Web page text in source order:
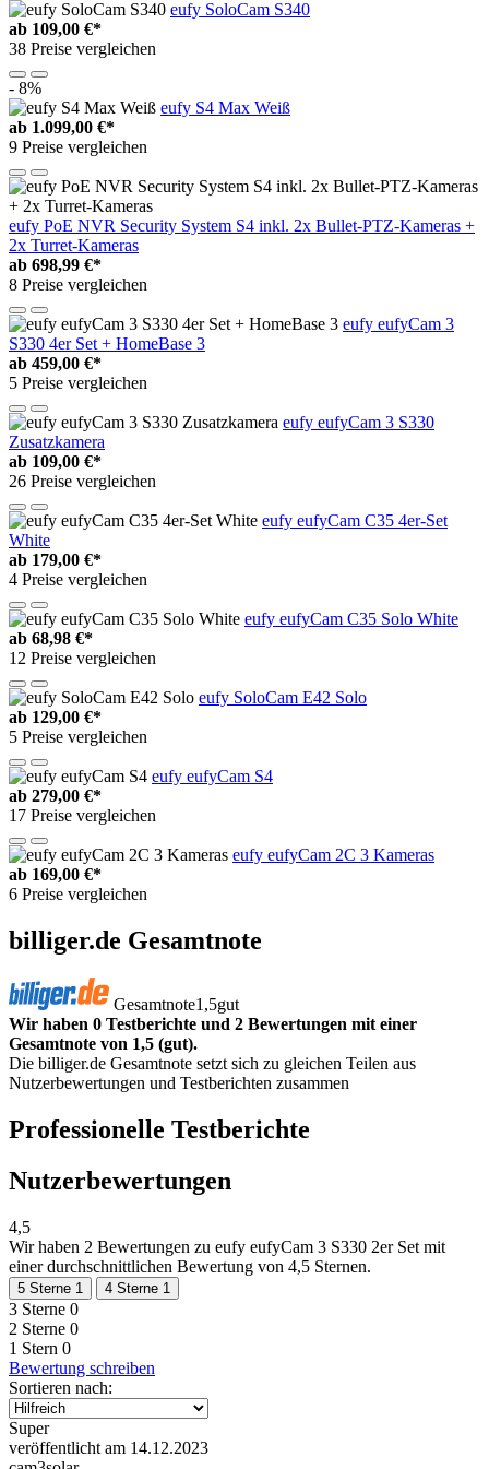
eufy SoloCam S340
ab 109,00 €*
38 Preise vergleichen
- 8%
eufy S4 Max Weiß
ab 1.099,00 €*
9 Preise vergleichen
eufy PoE NVR Security System S4 inkl. 2x Bullet-PTZ-Kameras +
2x Turret-Kameras
ab 698,99 €*
8 Preise vergleichen
eufy eufyCam 3
S330 4er Set + HomeBase 3
ab 459,00 €*
5 Preise vergleichen
eufy eufyCam 3 S330
Zusatzkamera
ab 109,00 €*
26 Preise vergleichen
eufy eufyCam C35 4er-Set
White
ab 179,00 €*
4 Preise vergleichen
eufy eufyCam C35 Solo White
ab 68,98 €*
12 Preise vergleichen
eufy SoloCam E42 Solo
ab 129,00 €*
5 Preise vergleichen
eufy eufyCam S4
ab 279,00 €*
17 Preise vergleichen
eufy eufyCam 2C 3 Kameras
ab 169,00 €*
6 Preise vergleichen
billiger.de Gesamtnote
Gesamtnote1,5gut
Wir haben 0 Testberichte und 2 Bewertungen mit einer
Gesamtnote von 1,5 (gut).
Die billiger.de Gesamtnote setzt sich zu gleichen Teilen aus
Nutzerbewertungen und Testberichten zusammen
Professionelle Testberichte
Nutzerbewertungen
4,5
Wir haben 2 Bewertungen zu eufy eufyCam 3 S330 2er Set mit
einer durchschnittlichen Bewertung von 4,5 Sternen.
5 Sterne 1 4 Sterne 1
3 Sterne 0
2 Sterne 0
1 Stern 0
Bewertung schreiben
Sortieren nach:
Super
veröffentlicht am 14.12.2023